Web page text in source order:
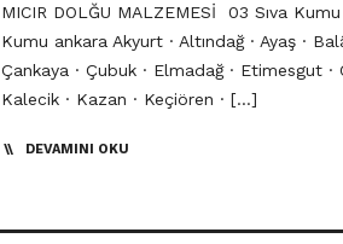
MICIR DOLĞU MALZEMESİ 03 Sıva
Kumu ankara Akyurt · Altındağ · Ayaş ·
Çankaya · Çubuk · Elmadağ · Etimesgut ·
Kalecik · Kazan · Keçiören · […]
DEVAMINI OKU